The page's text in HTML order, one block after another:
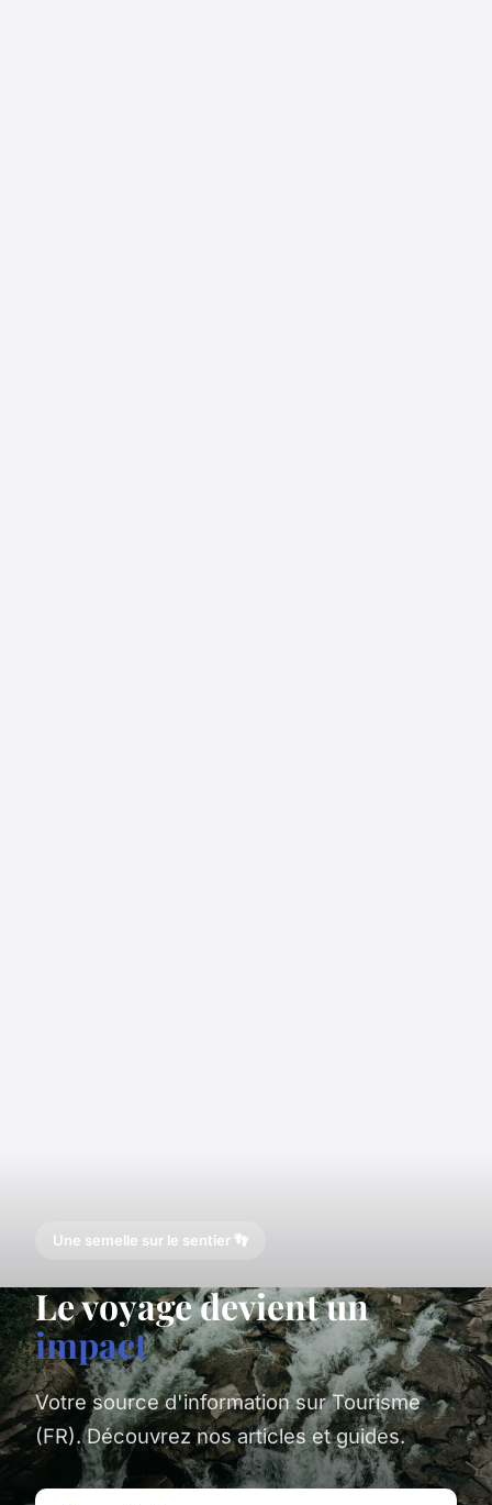
Une semelle sur le sentier 👣
Le voyage devient un
impact
Votre source d'information sur Tourisme
(FR). Découvrez nos articles et guides.